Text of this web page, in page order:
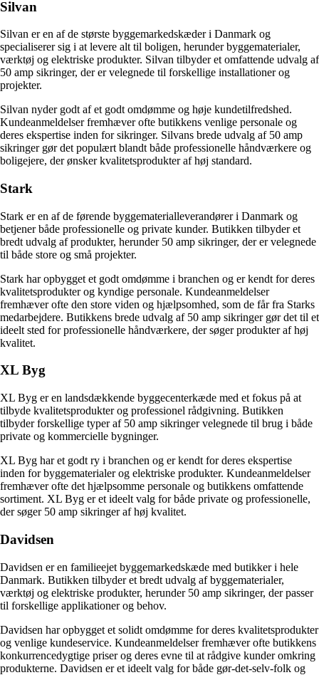
Silvan
Silvan er en af ​​de største byggemarkedskæder i Danmark og
specialiserer sig i at levere alt til boligen, herunder byggematerialer,
værktøj og elektriske produkter. Silvan tilbyder et omfattende udvalg af
50 amp sikringer, der er velegnede til forskellige installationer og
projekter.
Silvan nyder godt af et godt omdømme og høje kundetilfredshed.
Kundeanmeldelser fremhæver ofte butikkens venlige personale og
deres ekspertise inden for sikringer. Silvans brede udvalg af 50 amp
sikringer gør det populært blandt både professionelle håndværkere og
boligejere, der ønsker kvalitetsprodukter af høj standard.
Stark
Stark er en af ​​de førende byggematerialleverandører i Danmark og
betjener både professionelle og private kunder. Butikken tilbyder et
bredt udvalg af produkter, herunder 50 amp sikringer, der er velegnede
til både store og små projekter.
Stark har opbygget et godt omdømme i branchen og er kendt for deres
kvalitetsprodukter og kyndige personale. Kundeanmeldelser
fremhæver ofte den store viden og hjælpsomhed, som de får fra Starks
medarbejdere. Butikkens brede udvalg af 50 amp sikringer gør det til et
ideelt sted for professionelle håndværkere, der søger produkter af høj
kvalitet.
XL Byg
XL Byg er en landsdækkende byggecenterkæde med et fokus på at
tilbyde kvalitetsprodukter og professionel rådgivning. Butikken
tilbyder forskellige typer af 50 amp sikringer velegnede til brug i både
private og kommercielle bygninger.
XL Byg har et godt ry i branchen og er kendt for deres ekspertise
inden for byggematerialer og elektriske produkter. Kundeanmeldelser
fremhæver ofte det hjælpsomme personale og butikkens omfattende
sortiment. XL Byg er et ideelt valg for både private og professionelle,
der søger 50 amp sikringer af høj kvalitet.
Davidsen
Davidsen er en familieejet byggemarkedskæde med butikker i hele
Danmark. Butikken tilbyder et bredt udvalg af byggematerialer,
værktøj og elektriske produkter, herunder 50 amp sikringer, der passer
til forskellige applikationer og behov.
Davidsen har opbygget et solidt omdømme for deres kvalitetsprodukter
og venlige kundeservice. Kundeanmeldelser fremhæver ofte butikkens
konkurrencedygtige priser og deres evne til at rådgive kunder omkring
produkterne. Davidsen er et ideelt valg for både gør-det-selv-folk og